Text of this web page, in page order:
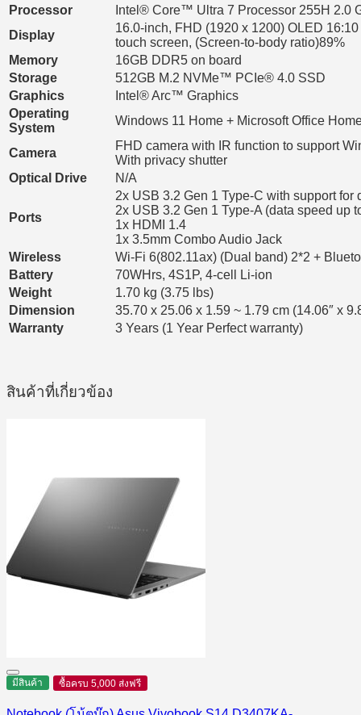
Processor
Intel® Core™ Ultra 7 Processor 255H 2.0
Display
16.0-inch, FHD (1920 x 1200) OLED
touch screen, (Screen-to-body ratio)89%
Memory
16GB DDR5 on board
Storage
512GB M.2 NVMe™ PCIe® 4.0 SSD
Graphics
Intel® Arc™ Graphics
Operating
System
Windows 11 Home + Microsoft Office
Camera
FHD camera with IR function to support
With privacy shutter
Optical Drive
N/A
Ports
2x USB 3.2 Gen 1 Type-C with support
2x USB 3.2 Gen 1 Type-A (data speed up
1x HDMI 1.4
1x 3.5mm Combo Audio Jack
Wireless
Wi-Fi 6(802.11ax) (Dual band) 2*2 +
Battery
70WHrs, 4S1P, 4-cell Li-ion
Weight
1.70 kg (3.75 lbs)
Dimension
35.70 x 25.06 x 1.59 ~ 1.79 cm (14.06″ x
Warranty
3 Years (1 Year Perfect warranty)
สินค้าที่เกี่ยวข้อง
มีสินค้า ซื้อครบ 5,000 ส่งฟรี